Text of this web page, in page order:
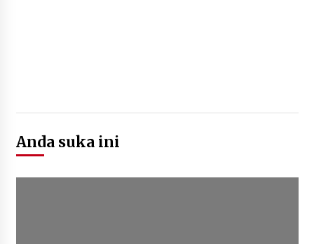
Anda suka ini